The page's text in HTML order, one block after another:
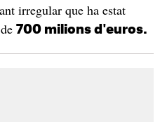
irregular que ha estat
700 milions d'euros.